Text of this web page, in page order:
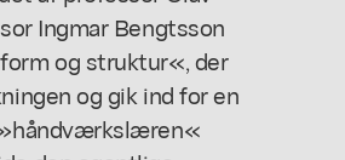
Ingmar Bengtsson
og struktur«, der
og gik ind for en
»håndværkslæren«